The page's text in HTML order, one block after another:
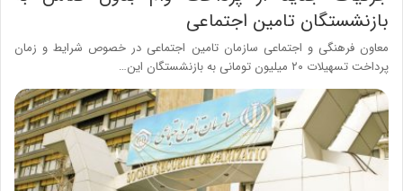
بازنشستگان تامین اجتماعی
معاون فرهنگی و اجتماعی سازمان تامین اجتماعی در خصوص شرایط و زمان
پرداخت تسهیلات ۲۰ میلیون تومانی به بازنشستگان این…